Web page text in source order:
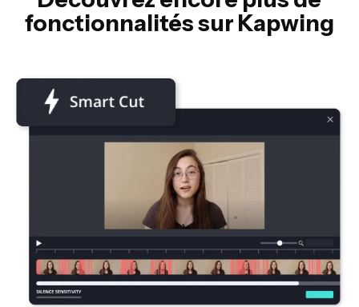
fonctionnalités sur Kapwing